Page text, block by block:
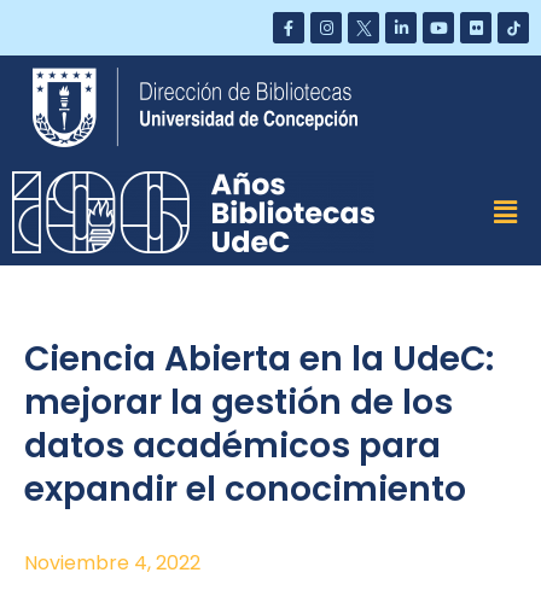
Saltar
contenido
Ciencia Abierta en la UdeC:
mejorar la gestión de los
datos académicos para
expandir el conocimiento
Noviembre 4, 2022